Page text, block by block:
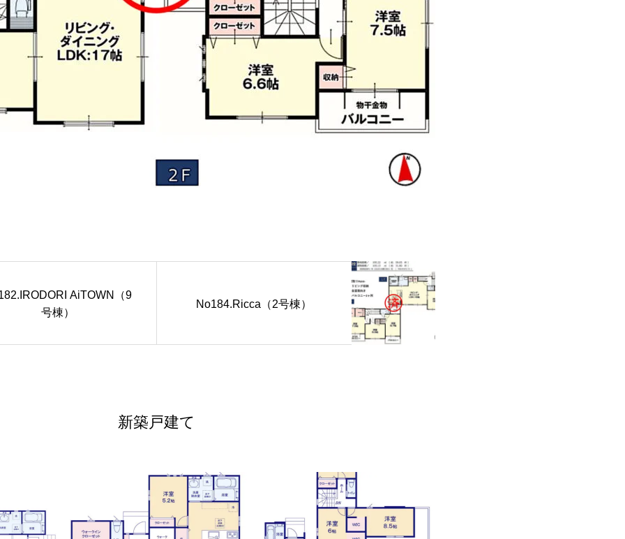
AiTOWN（9
号棟）
No184.Ricca（2号棟）
新築戸建て